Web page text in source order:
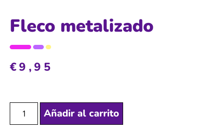
Fleco metalizado
€9,95
Añadir al carrito